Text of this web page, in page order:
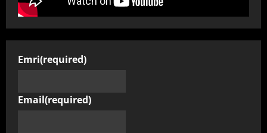
Emri(required)
Email(required)